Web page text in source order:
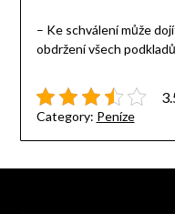
– Ke schválení může
obdržení všech
Category: Peníze